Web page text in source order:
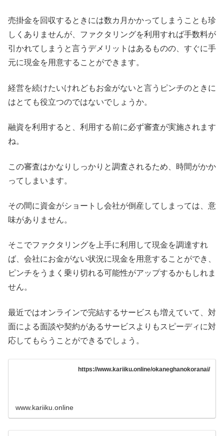
売掛金を回収するときには数カ月かかってしまうことも珍
しくありませんが、ファクタリングを利用すれば手数料が
引かれてしまうと言うデメリットはあるものの、すぐに手
元に現金を用意することができます。
経営を続けたいけれどもお金がないと言うピンチのときに
はとても役立つのではないでしょうか。
融資を利用すると、利用する前に必ず審査が実施されます
ね。
この審査はかなりしっかりと調査されるため、時間がかか
ってしまいます。
その間に資金がショートし会社が倒産してしまっては、意
味がありません。
そこでファクタリングを上手に利用して現金を調達すれ
ば、会社にお金がない状況に現金を用意することができ、
ピンチをうまく乗り切れる可能性がアップするかもしれま
せん。
最近ではオンラインで完結するサービスも増えていて、対
面による面談や契約があるサービスよりもスピーディに対
応してもらうことができるでしょう。
https://www.kariiku.online/okaneghanokoranai/
www.kariiku.online